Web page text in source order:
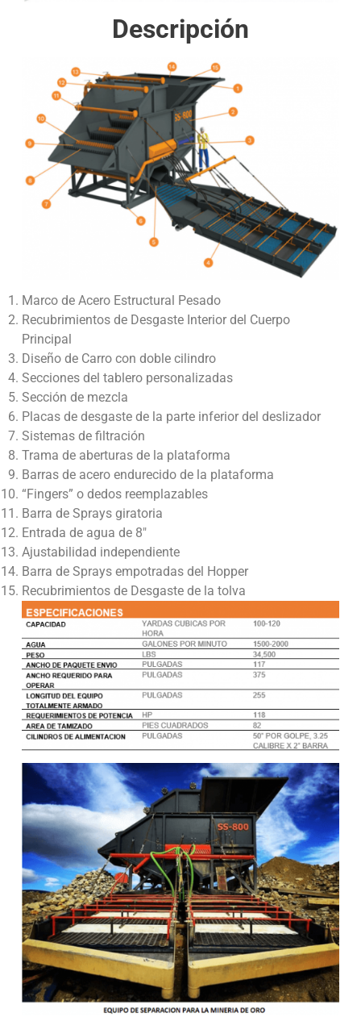
Descripción
Marco de Acero Estructural Pesado
Recubrimientos de Desgaste Interior del Cuerpo
Principal
Diseño de Carro con doble cilindro
Secciones del tablero personalizadas
Sección de mezcla
Placas de desgaste de la parte inferior del deslizador
Sistemas de filtración
Trama de aberturas de la plataforma
Barras de acero endurecido de la plataforma
“Fingers” o dedos reemplazables
Barra de Sprays giratoria
Entrada de agua de 8″
Ajustabilidad independiente
Barra de Sprays empotradas del Hopper
Recubrimientos de Desgaste de la tolva